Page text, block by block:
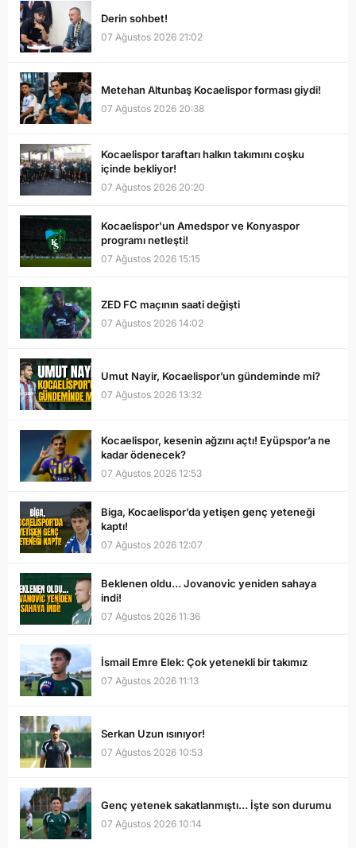
Derin sohbet!
07 Ağustos 2026 21:02
Metehan Altunbaş Kocaelispor forması giydi!
07 Ağustos 2026 20:38
Kocaelispor taraftarı halkın takımını coşku
içinde bekliyor!
07 Ağustos 2026 20:20
Kocaelispor'un Amedspor ve Konyaspor
programı netleşti!
07 Ağustos 2026 15:15
ZED FC maçının saati değişti
07 Ağustos 2026 14:02
Umut Nayir, Kocaelispor’un gündeminde mi?
07 Ağustos 2026 13:32
Kocaelispor, kesenin ağzını açtı! Eyüpspor’a ne
kadar ödenecek?
07 Ağustos 2026 12:53
Biga, Kocaelispor’da yetişen genç yeteneği
kaptı!
07 Ağustos 2026 12:07
Beklenen oldu… Jovanovic yeniden sahaya
indi!
07 Ağustos 2026 11:36
İsmail Emre Elek: Çok yetenekli bir takımız
07 Ağustos 2026 11:13
Serkan Uzun ısınıyor!
07 Ağustos 2026 10:53
Genç yetenek sakatlanmıştı… İşte son durumu
07 Ağustos 2026 10:14